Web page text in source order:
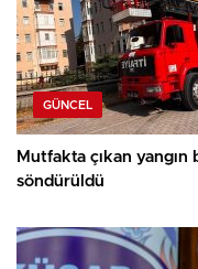
GÜNCEL
Mutfakta çıkan yangın
söndürüldü